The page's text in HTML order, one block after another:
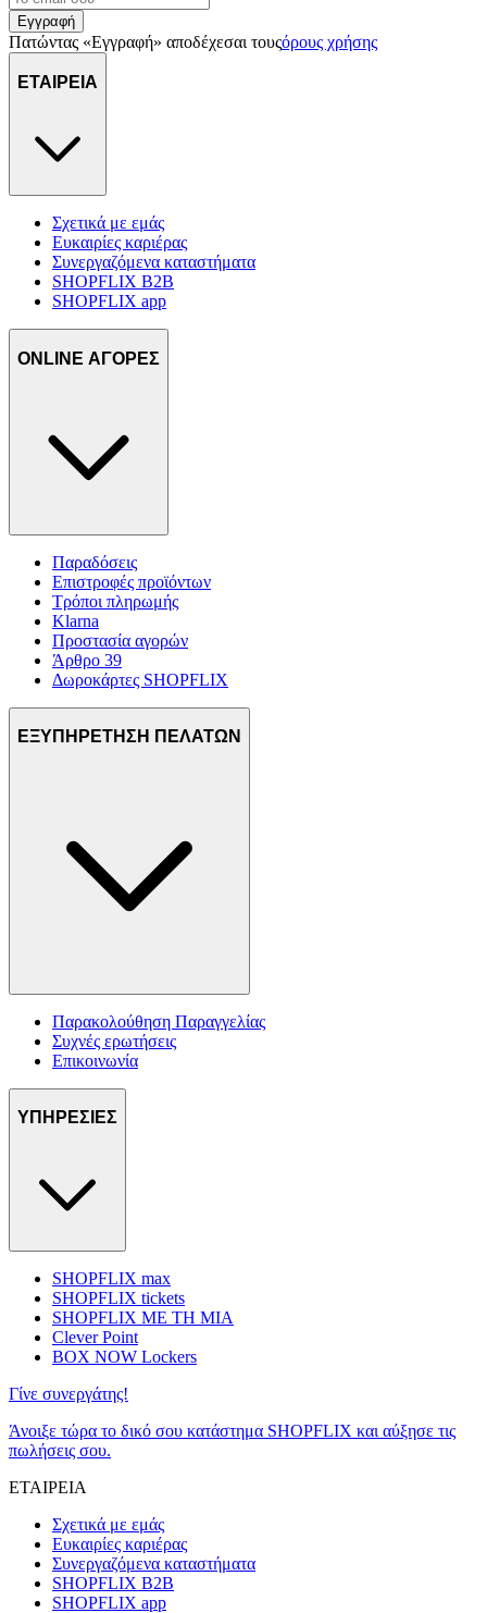
Εγγραφή
Πατώντας «Εγγραφή» αποδέχεσαι τουςόρους χρήσης
ΕΤΑΙΡΕΙΑ
Σχετικά με εμάς
Ευκαιρίες καριέρας
Συνεργαζόμενα καταστήματα
SHOPFLIX B2B
SHOPFLIX app
ONLINE ΑΓΟΡΕΣ
Παραδόσεις
Επιστροφές προϊόντων
Τρόποι πληρωμής
Klarna
Προστασία αγορών
Άρθρο 39
Δωροκάρτες SHOPFLIX
ΕΞΥΠΗΡΕΤΗΣΗ ΠΕΛΑΤΩΝ
Παρακολούθηση Παραγγελίας
Συχνές ερωτήσεις
Επικοινωνία
ΥΠΗΡΕΣΙΕΣ
SHOPFLIX max
SHOPFLIX tickets
SHOPFLIX ΜΕ ΤΗ ΜΙΑ
Clever Point
BOX NOW Lockers
Γίνε συνεργάτης!
Άνοιξε τώρα το δικό σου κατάστημα SHOPFLIX και αύξησε τις
πωλήσεις σου.
ΕΤΑΙΡΕΙΑ
Σχετικά με εμάς
Ευκαιρίες καριέρας
Συνεργαζόμενα καταστήματα
SHOPFLIX B2B
SHOPFLIX app